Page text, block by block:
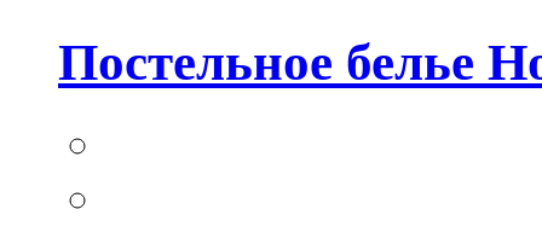
Постельное белье